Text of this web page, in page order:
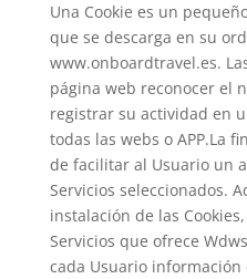
Una Cookie es un
que se descarga en su
www.onboardtravel.es.
página web reconocer el
registrar su actividad en
todas las webs o APP.La
de facilitar al Usuario un
Servicios seleccionados.
instalación de las
Servicios que ofrece
cada Usuario